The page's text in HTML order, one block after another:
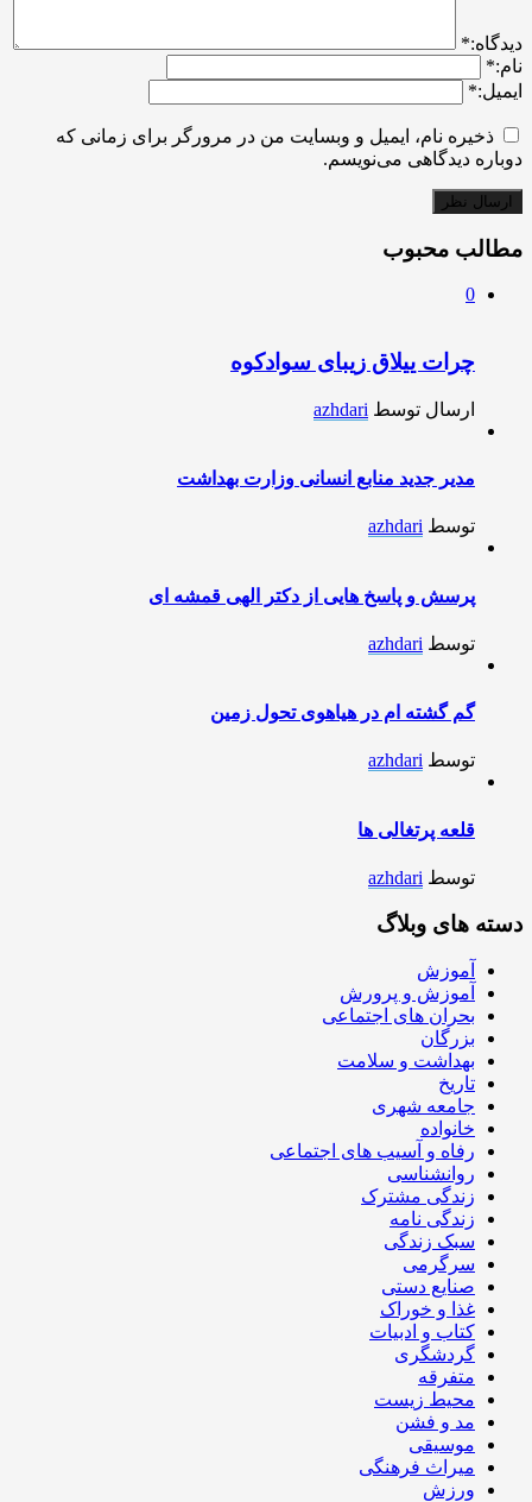
ديدگاه:*
نام:*
ایمیل:*
ذخیره نام، ایمیل و وبسایت من در مرورگر برای زمانی که
دوباره دیدگاهی می‌نویسم.
مطالب محبوب
0
چرات ییلاق زیبای سوادکوه
ارسال توسط azhdari
مدیر جدید منابع انسانی وزارت بهداشت
توسط azhdari
پرسش و پاسخ هایی از دکتر الهی قمشه ای
توسط azhdari
گم گشته ام در هیاهوی تحول زمین
توسط azhdari
قلعه پرتغالی ها
توسط azhdari
دسته های وبلاگ
آموزش
آموزش و پرورش
بحران های اجتماعی
بزرگان
بهداشت و سلامت
تاریخ
جامعه شهری
خانواده
رفاه و آسیب های اجتماعی
روانشناسی
زندگی مشترک
زندگی نامه
سبک زندگی
سرگرمی
صنایع دستی
غذا و خوراک
کتاب و ادبیات
گردشگری
متفرقه
محیط زیست
مد و فشن
موسیقی
میراث فرهنگی
ورزش